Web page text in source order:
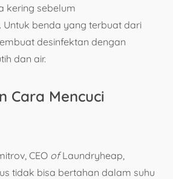
kering sebelum
Untuk benda yang terbuat dari
desinfektan dengan
dan air.
Cara Mencuci
CEO ofLaundryheap,
tidak bisa bertahan dalam suhu